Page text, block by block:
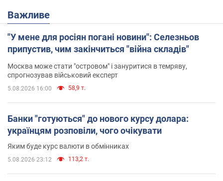
Важливе
"У мене для росіян погані новини": Селезньов
припустив, чим закінчиться "війна складів"
Москва може стати "островом" і зануритися в темряву,
спрогнозував військовий експерт
5.08.2026 16:00 58,9 т.
Банки "готуються" до нового курсу долара:
українцям розповіли, чого очікувати
Яким буде курс валюти в обмінниках
5.08.2026 23:12 113,2 т.